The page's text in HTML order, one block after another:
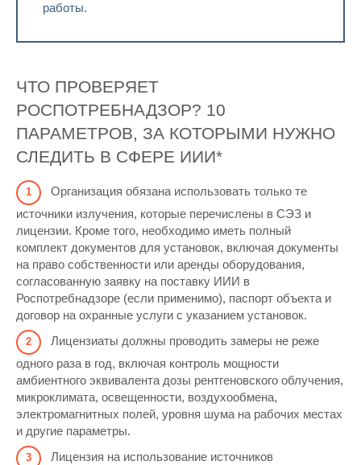
работы.
ЧТО ПРОВЕРЯЕТ
РОСПОТРЕБНАДЗОР? 10
ПАРАМЕТРОВ, ЗА КОТОРЫМИ НУЖНО
СЛЕДИТЬ В СФЕРЕ ИИИ*
Организация обязана использовать только те
источники излучения, которые перечислены в СЭЗ и
лицензии. Кроме того, необходимо иметь полный
комплект документов для установок, включая документы
на право собственности или аренды оборудования,
согласованную заявку на поставку ИИИ в
Роспотребнадзоре (если применимо), паспорт объекта и
договор на охранные услуги с указанием установок.
Лицензиаты должны проводить замеры не реже
одного раза в год, включая контроль мощности
амбиентного эквивалента дозы рентгеновского облучения,
микроклимата, освещенности, воздухообмена,
электромагнитных полей, уровня шума на рабочих местах
и другие параметры.
Лицензия на использование источников